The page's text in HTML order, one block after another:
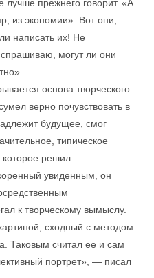
прежнего говорит. «А
из экономии». Вот они,
написать их! Не
могут ли они
основа творческого
верно почувствовать в
будущее, смог
типическое
решил
увиденным, он
к творческому вымыслу.
сходный с методом
Таковым считал ее и сам
портрет», — писал